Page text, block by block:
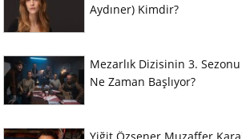
Aydıner) Kimdir?
Mezarlık Dizisinin 3.
Ne Zaman Başlıyor?
Yiğit Özşener Muzaffer